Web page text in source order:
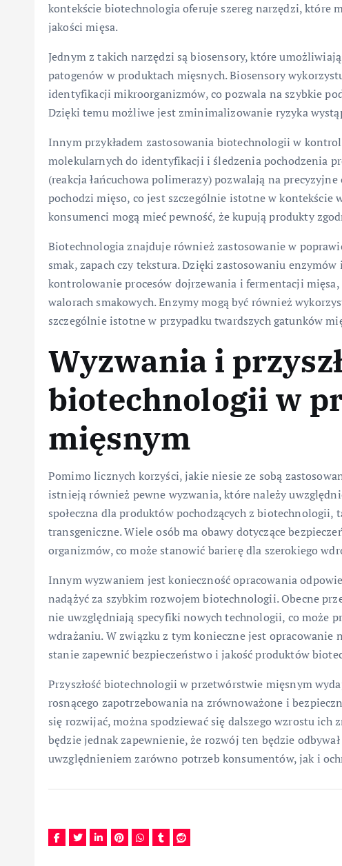
kontekście biotechnologia oferuje szereg narzędzi,
jakości mięsa.
Jednym z takich narzędzi są biosensory, które
patogenów w produktach mięsnych. Biosensory
identyfikacji mikroorganizmów, co pozwala na szybkie
Dzięki temu możliwe jest zminimalizowanie ryzyka
Innym przykładem zastosowania biotechnologii w
molekularnych do identyfikacji i śledzenia pochodzenia
(reakcja łańcuchowa polimerazy) pozwalają na
pochodzi mięso, co jest szczególnie istotne w kontekście
konsumenci mogą mieć pewność, że kupują produkty
Biotechnologia znajduje również zastosowanie w
smak, zapach czy tekstura. Dzięki zastosowaniu
kontrolowanie procesów dojrzewania i fermentacji
walorach smakowych. Enzymy mogą być również
szczególnie istotne w przypadku twardszych gatunków
Wyzwania i
biotechnologii w
mięsnym
Pomimo licznych korzyści, jakie niesie ze sobą
istnieją również pewne wyzwania, które należy
społeczna dla produktów pochodzących z
transgeniczne. Wiele osób ma obawy dotyczące
organizmów, co może stanowić barierę dla szerokiego
Innym wyzwaniem jest konieczność opracowania
nadążyć za szybkim rozwojem biotechnologii. Obecne
nie uwzględniają specyfiki nowych technologii, co może
wdrażaniu. W związku z tym konieczne jest opracowanie
stanie zapewnić bezpieczeństwo i jakość produktów
Przyszłość biotechnologii w przetwórstwie mięsnym
rosnącego zapotrzebowania na zrównoważone i
się rozwijać, można spodziewać się dalszego wzrostu ich
będzie jednak zapewnienie, że rozwój ten będzie
uwzględnieniem zarówno potrzeb konsumentów, jak i